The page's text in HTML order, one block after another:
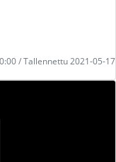
/ Tallennettu 2021-05-17